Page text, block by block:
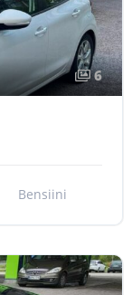
6
Bensiini